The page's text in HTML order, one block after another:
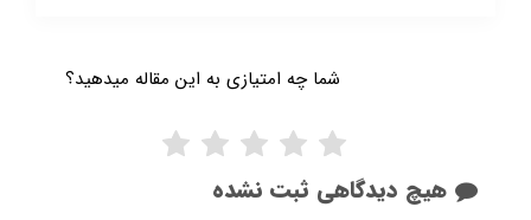
هیچ دیدگاهی ثبت نشده
شما چه امتیازی به این مقاله میدهید؟